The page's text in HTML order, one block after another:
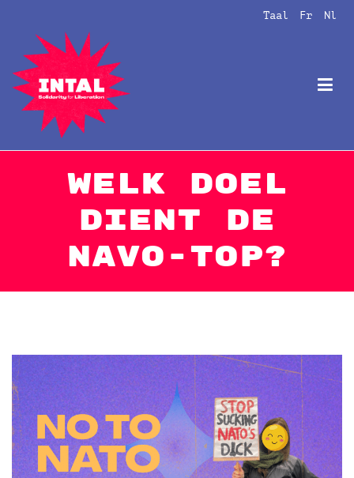
springen
Taal Fr Nl
Intal
Globalize Solidarity!
Welk doel
dient de
NAVO-top?